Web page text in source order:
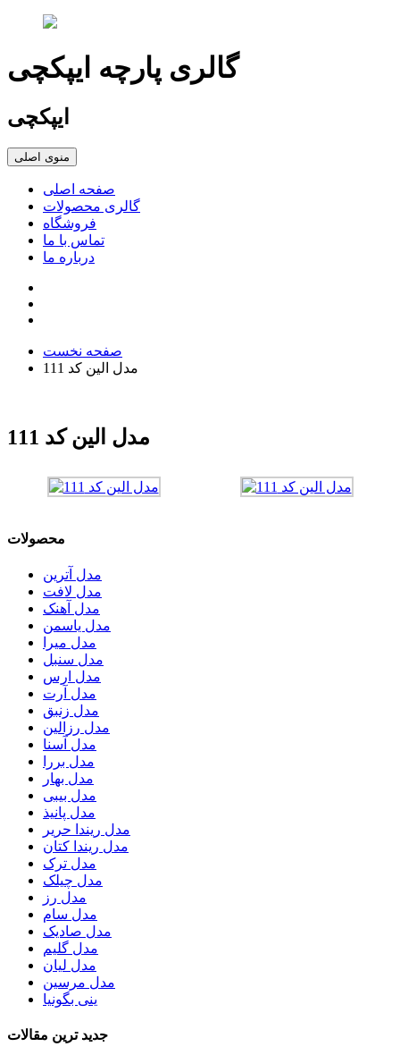
گالری پارچه ایپکچی
ایپکچی
منوی اصلی
صفحه اصلی
گالری محصولات
فروشگاه
تماس با ما
درباره ما
صفحه نخست
مدل الین کد 111
مدل الین کد 111
محصولات
مدل آترین
مدل لافت
مدل آهنک
مدل یاسمن
مدل میرا
مدل سنبل
مدل ارس
مدل آرت
مدل زنبق
مدل رزالین
مدل آسنا
مدل بررا
مدل بهار
مدل بیبی
مدل پانیذ
مدل ریندا حریر
مدل ریندا کتان
مدل ترک
مدل چیلک
مدل رز
مدل سام
مدل صادیک
مدل گلیم
مدل لیان
مدل مرسین
ینی بگونیا
جدید ترین مقالات